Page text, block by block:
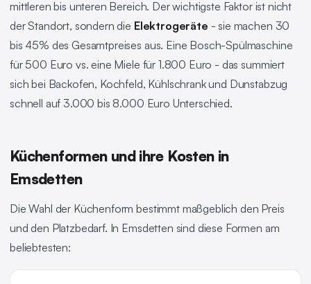
mittleren bis unteren Bereich. Der wichtigste Faktor ist nicht
der Standort, sondern die Elektrogeräte - sie machen 30
bis 45% des Gesamtpreises aus. Eine Bosch-Spülmaschine
für 500 Euro vs. eine Miele für 1.800 Euro - das summiert
sich bei Backofen, Kochfeld, Kühlschrank und Dunstabzug
schnell auf 3.000 bis 8.000 Euro Unterschied.
Küchenformen und ihre Kosten in
Emsdetten
Die Wahl der Küchenform bestimmt maßgeblich den Preis
und den Platzbedarf. In Emsdetten sind diese Formen am
beliebtesten: